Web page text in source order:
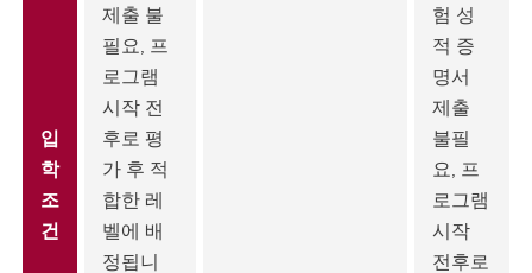
입
학
조
건
제출 불
필요, 프
로그램
시작 전
후로 평
가 후 적
합한 레
벨에 배
정됩니
험 성
적 증
명서
제출
불필
요, 프
로그램
시작
전후로